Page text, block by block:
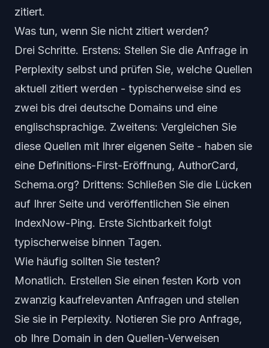
zitiert.
Was tun, wenn Sie nicht zitiert werden?
Drei Schritte. Erstens: Stellen Sie die Anfrage in
Perplexity selbst und prüfen Sie, welche Quellen
aktuell zitiert werden - typischerweise sind es
zwei bis drei deutsche Domains und eine
englischsprachige. Zweitens: Vergleichen Sie
diese Quellen mit Ihrer eigenen Seite - haben sie
eine Definitions-First-Eröffnung, AuthorCard,
Schema.org? Drittens: Schließen Sie die Lücken
auf Ihrer Seite und veröffentlichen Sie einen
IndexNow-Ping. Erste Sichtbarkeit folgt
typischerweise binnen Tagen.
Wie häufig sollten Sie testen?
Monatlich. Erstellen Sie einen festen Korb von
zwanzig kaufrelevanten Anfragen und stellen
Sie sie in Perplexity. Notieren Sie pro Anfrage,
ob Ihre Domain in den Quellen-Verweisen